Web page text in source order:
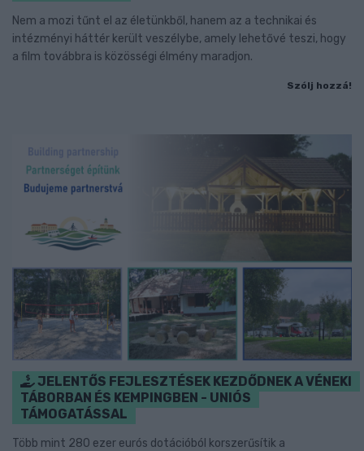
Nem a mozi tűnt el az életünkből, hanem az a technikai és
intézményi háttér került veszélybe, amely lehetővé teszi, hogy
a film továbbra is közösségi élmény maradjon.
Szólj hozzá!
JELENTŐS FEJLESZTÉSEK KEZDŐDNEK A VÉNEKI
TÁBORBAN ÉS KEMPINGBEN - UNIÓS
TÁMOGATÁSSAL
Több mint 280 ezer eurós dotációból korszerűsítik a